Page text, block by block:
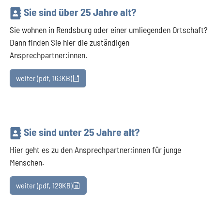
Sie sind über 25 Jahre alt?
Sie wohnen in Rendsburg oder einer umliegenden Ortschaft?
Dann finden Sie hier die zuständigen
Ansprechpartner:innen.
weiter(pdf, 163KB)
Sie sind unter 25 Jahre alt?
Hier geht es zu den Ansprechpartner:innen für junge
Menschen.
weiter(pdf, 129KB)